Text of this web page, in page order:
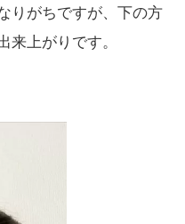
りがちですが、下の方
来上がりです。